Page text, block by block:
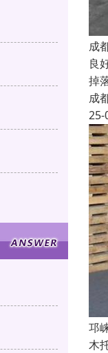
成
良
掉
成
25-
邛
木